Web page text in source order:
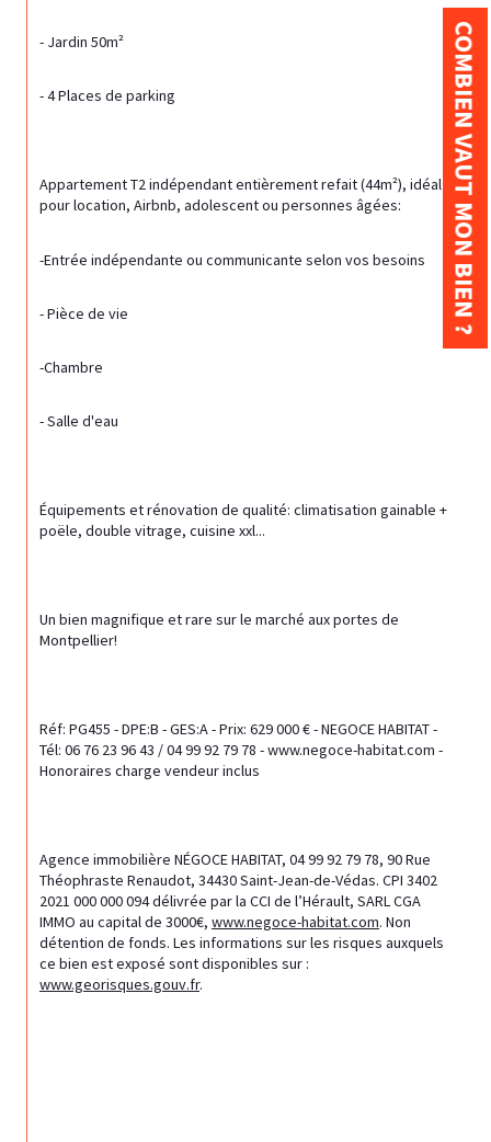
COMBIEN VAUT MON BIEN ?
- Jardin 50m²
- 4 Places de parking
Appartement T2 indépendant entièrement refait (44m²), idéal
pour location, Airbnb, adolescent ou personnes âgées:
-Entrée indépendante ou communicante selon vos besoins
- Pièce de vie
-Chambre
- Salle d'eau
Équipements et rénovation de qualité: climatisation gainable +
poële, double vitrage, cuisine xxl...
Un bien magnifique et rare sur le marché aux portes de
Montpellier!
Réf: PG455 - DPE:B - GES:A - Prix: 629 000 € - NEGOCE HABITAT -
Tél: 06 76 23 96 43 / 04 99 92 79 78 - www.negoce-habitat.com -
Honoraires charge vendeur inclus
Agence immobilière NÉGOCE HABITAT, 04 99 92 79 78, 90 Rue
Théophraste Renaudot, 34430 Saint-Jean-de-Védas. CPI 3402
2021 000 000 094 délivrée par la CCI de l’Hérault, SARL CGA
IMMO au capital de 3000€, www.negoce-habitat.com. Non
détention de fonds. Les informations sur les risques auxquels
ce bien est exposé sont disponibles sur :
www.georisques.gouv.fr.